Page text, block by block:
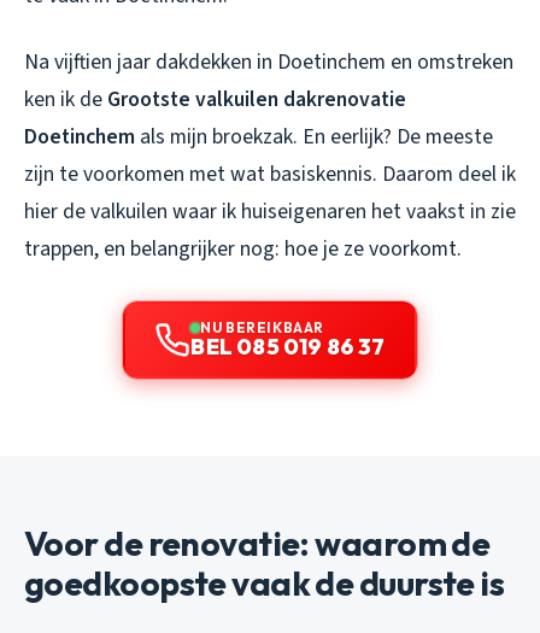
Na vijftien jaar dakdekken in Doetinchem en omstreken
ken ik de Grootste valkuilen dakrenovatie
Doetinchem als mijn broekzak. En eerlijk? De meeste
zijn te voorkomen met wat basiskennis. Daarom deel ik
hier de valkuilen waar ik huiseigenaren het vaakst in zie
trappen, en belangrijker nog: hoe je ze voorkomt.
NU BEREIKBAAR
BEL 085 019 86 37
Voor de renovatie: waarom de
goedkoopste vaak de duurste is